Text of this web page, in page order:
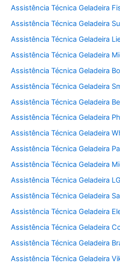
Assistência Técnica Geladeira
Assistência Técnica Geladeira
Assistência Técnica Geladeira
Assistência Técnica Geladeira
Assistência Técnica Geladeira
Assistência Técnica Geladeira
Assistência Técnica Geladeira
Assistência Técnica Geladeira
Assistência Técnica Geladeira
Assistência Técnica Geladeira
Assistência Técnica Geladeira
Assistência Técnica Geladeira LG
Assistência Técnica Geladeira
Assistência Técnica Geladeira
Assistência Técnica Geladeira
Assistência Técnica Geladeira
Assistência Técnica Geladeira